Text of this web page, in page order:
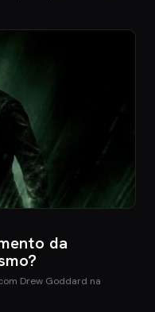
da
Drew Goddard na